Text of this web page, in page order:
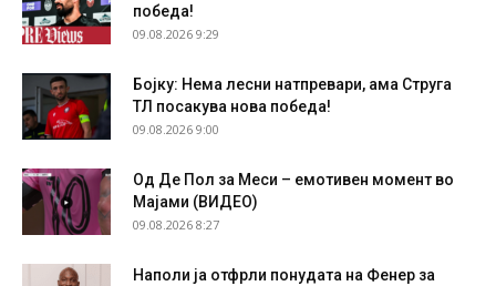
победа!
09.08.2026 9:29
Бојку: Нема лесни натпревари, ама Струга
ТЛ посакува нова победа!
09.08.2026 9:00
Од Де Пол за Меси – емотивен момент во
Мајами (ВИДЕО)
09.08.2026 8:27
Наполи ја отфрли понудата на Фенер за